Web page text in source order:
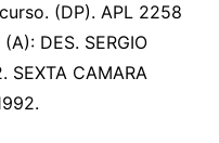
(DP). APL 2258
DES. SERGIO
SEXTA CAMARA